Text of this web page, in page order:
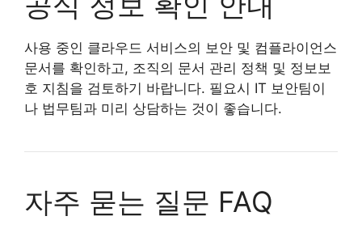
사용 중인 클라우드 서비스의 보안 및 컴플라이언스
문서를 확인하고, 조직의 문서 관리 정책 및 정보보
호 지침을 검토하기 바랍니다. 필요시 IT 보안팀이
나 법무팀과 미리 상담하는 것이 좋습니다.
자주 묻는 질문 FAQ